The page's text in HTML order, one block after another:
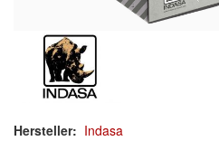
Polieren
Malerbedarf & Zubehör
Hersteller: Indasa